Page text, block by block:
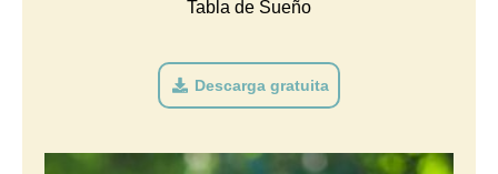
Tabla de Sueño
Descarga gratuita